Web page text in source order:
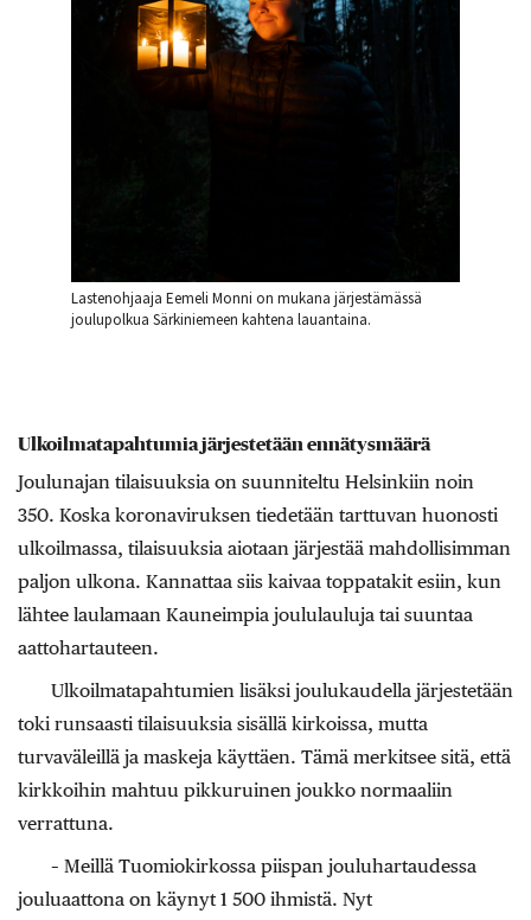
Lastenohjaaja Eemeli Monni on mukana järjestämässä
joulupolkua Särkiniemeen kahtena lauantaina.
Ulkoilmatapahtumia järjestetään ennätysmäärä
Joulunajan tilaisuuksia on suunniteltu Helsinkiin noin
350. Koska koronaviruksen tiedetään tarttuvan huonosti
ulkoilmassa, tilaisuuksia aio­taan järjestää mahdollisimman
paljon ulkona. Kannattaa siis kaivaa toppatakit esiin, kun
lähtee laulamaan Kauneimpia joululauluja tai suuntaa
aattohartauteen.
Ulkoilmatapahtumien lisäksi joulukaudella järjestetään
toki runsaasti tilaisuuksia sisällä kirkoissa, mutta
turvaväleillä ja maskeja käyttäen. Tämä merkitsee sitä, että
kirkkoihin mahtuu pikkuruinen joukko normaaliin
verrattuna.
– Meillä Tuomiokirkossa piispan jouluhartaudessa
jouluaattona on käynyt 1 500 ihmistä. Nyt